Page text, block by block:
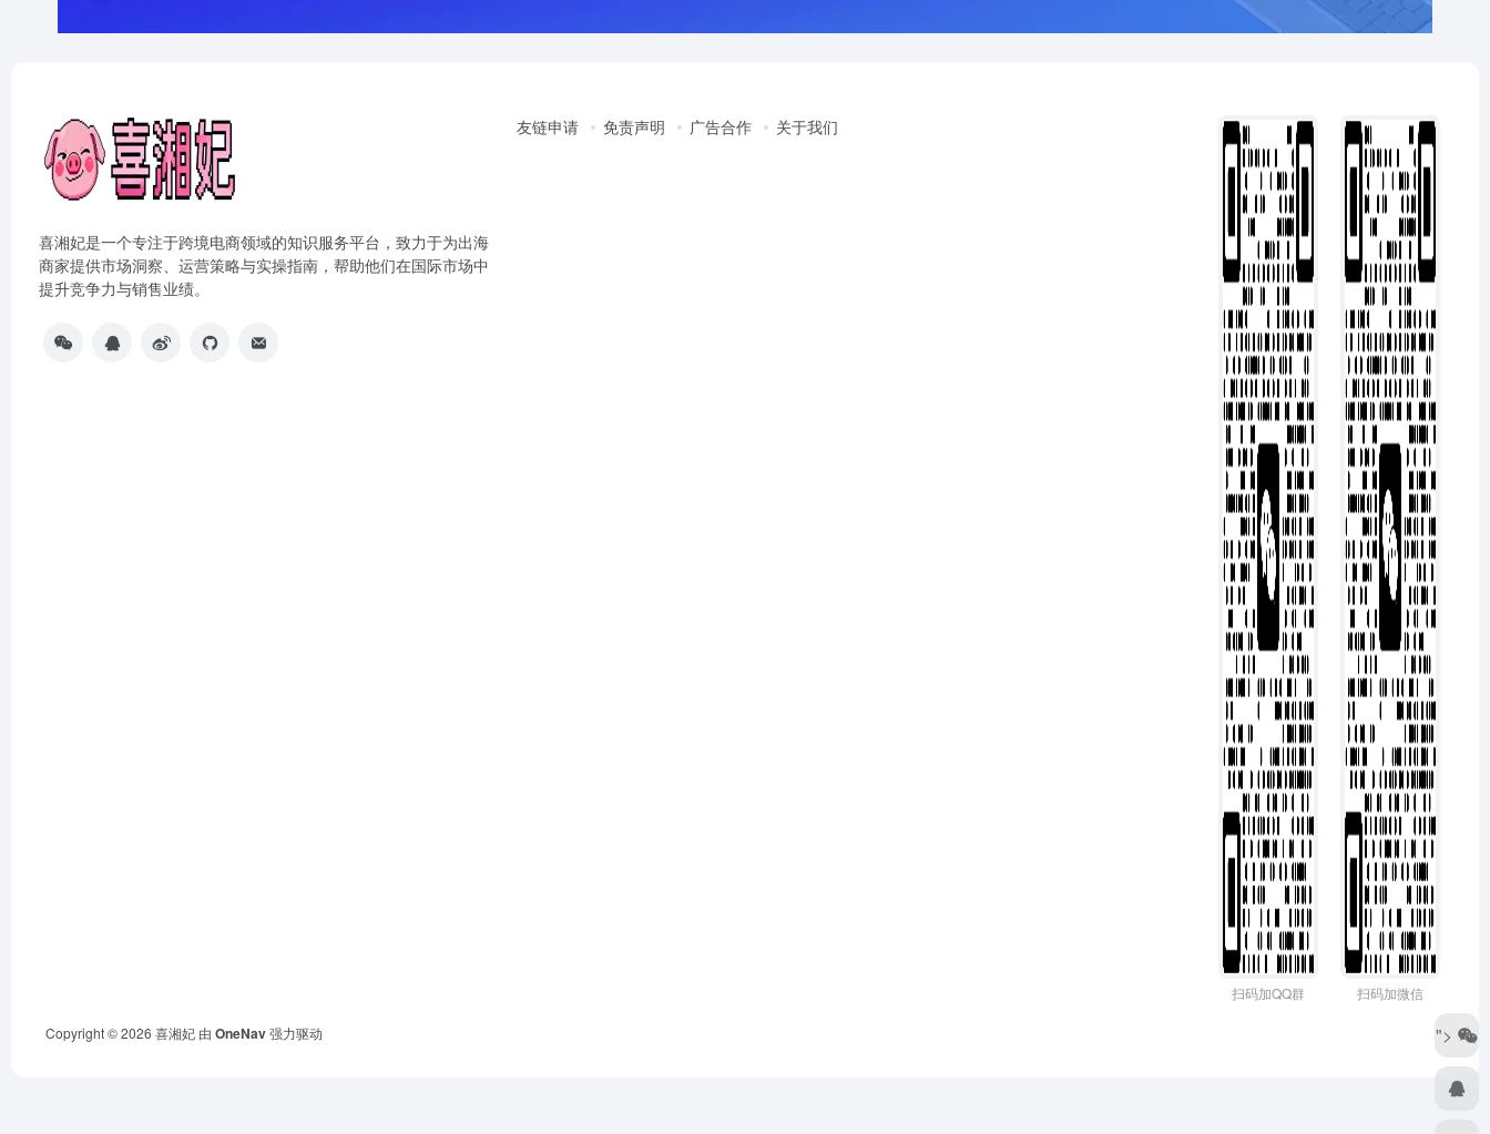
喜湘妃是一个专注于跨境电商领域的知识服务平台，致力于为出海
商家提供市场洞察、运营策略与实操指南，帮助他们在国际市场中
提升竞争力与销售业绩。
友链申请 免责声明 广告合作 关于我们
扫码加QQ群 扫码加微信
Copyright © 2026 喜湘妃 由 OneNav强力驱动 ">